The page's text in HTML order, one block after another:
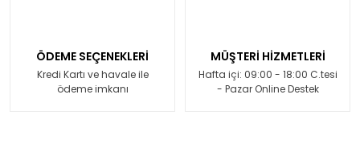
ÖDEME SEÇENEKLERİ
Kredi Kartı ve havale ile
ödeme imkanı
MÜŞTERİ HİZMETLERİ
Hafta içi: 09:00 - 18:00 C.tesi
- Pazar Online Destek